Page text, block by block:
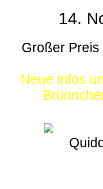
14.
Großer Preis
Neue Infos